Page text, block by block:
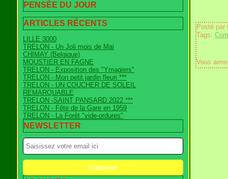
PENSÉE DU JOUR
ARTICLES RÉCENTS
LILLE 3000
TRELON - Un Joli mois de Mai
CHIMAY (Belgique)
MOUSTIER EN FAGNE
TRELON - Exposition des "Ymagiers"
TRELON - Mon petit jardin fleuri ***
TRELON - UN COUCHER DE SOLEIL
REMARQUABLE
TRELON -SAINT PANSARD 2022 ***
TRELON - Fête de la Gare en 1959
TRELON - La Forêt "vide-ordures"
NEWSLETTER
Posté par
Tags:
Vous